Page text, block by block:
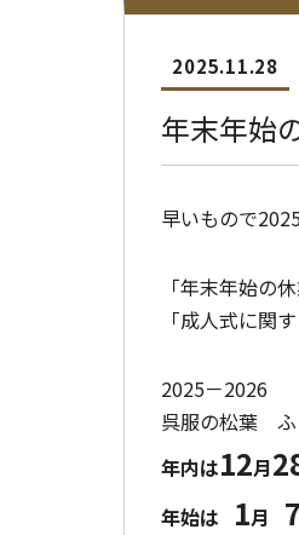
2025.11.28
年末年始
早いもので
「年末年始の
「成人式に関
2025－2026
呉服の松葉 ふ
年内は12月
年始は 1月 7